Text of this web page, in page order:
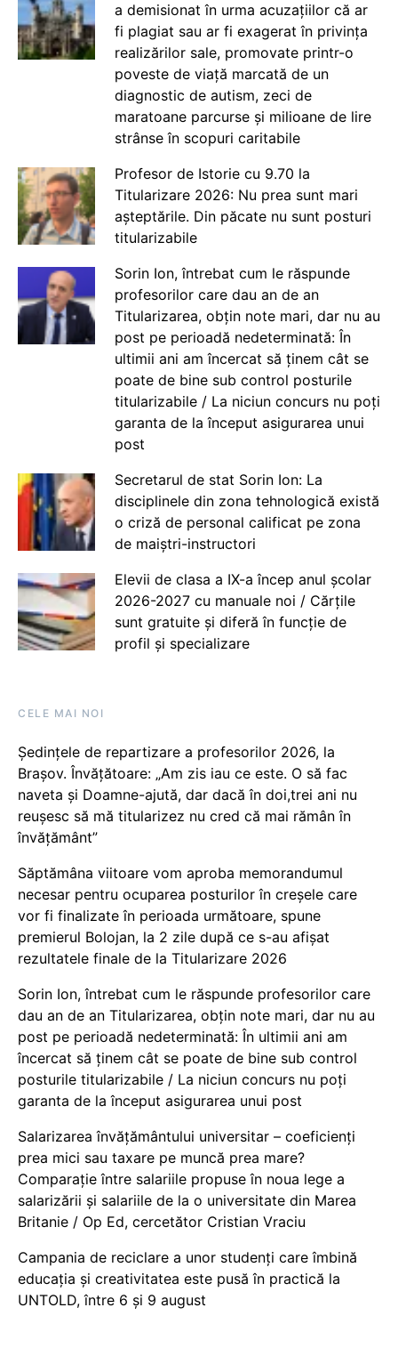
a demisionat în urma acuzațiilor că ar
fi plagiat sau ar fi exagerat în privința
realizărilor sale, promovate printr-o
poveste de viață marcată de un
diagnostic de autism, zeci de
maratoane parcurse și milioane de lire
strânse în scopuri caritabile
Profesor de Istorie cu 9.70 la
Titularizare 2026: Nu prea sunt mari
așteptările. Din păcate nu sunt posturi
titularizabile
Sorin Ion, întrebat cum le răspunde
profesorilor care dau an de an
Titularizarea, obțin note mari, dar nu au
post pe perioadă nedeterminată: În
ultimii ani am încercat să ținem cât se
poate de bine sub control posturile
titularizabile / La niciun concurs nu poți
garanta de la început asigurarea unui
post
Secretarul de stat Sorin Ion: La
disciplinele din zona tehnologică există
o criză de personal calificat pe zona
de maiștri-instructori
Elevii de clasa a IX-a încep anul școlar
2026-2027 cu manuale noi / Cărțile
sunt gratuite și diferă în funcție de
profil și specializare
CELE MAI NOI
Ședințele de repartizare a profesorilor 2026, la
Brașov. Învățătoare: „Am zis iau ce este. O să fac
naveta și Doamne-ajută, dar dacă în doi,trei ani nu
reușesc să mă titularizez nu cred că mai rămân în
învățământ”
Săptămâna viitoare vom aproba memorandumul
necesar pentru ocuparea posturilor în creșele care
vor fi finalizate în perioada următoare, spune
premierul Bolojan, la 2 zile după ce s-au afișat
rezultatele finale de la Titularizare 2026
Sorin Ion, întrebat cum le răspunde profesorilor care
dau an de an Titularizarea, obțin note mari, dar nu au
post pe perioadă nedeterminată: În ultimii ani am
încercat să ținem cât se poate de bine sub control
posturile titularizabile / La niciun concurs nu poți
garanta de la început asigurarea unui post
Salarizarea învățământului universitar – coeficienți
prea mici sau taxare pe muncă prea mare?
Comparație între salariile propuse în noua lege a
salarizării și salariile de la o universitate din Marea
Britanie / Op Ed, cercetător Cristian Vraciu
Campania de reciclare a unor studenți care îmbină
educația și creativitatea este pusă în practică la
UNTOLD, între 6 și 9 august